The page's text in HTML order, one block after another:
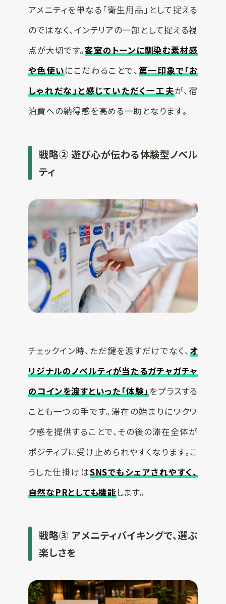
アメニティを単なる「衛生用品」として捉える
のではなく、インテリアの一部として捉える視
点が大切です。客室のトーンに馴染む素材感
や色使いにこだわることで、第一印象で「お
しゃれだな」と感じていただく一工夫が、宿
泊費への納得感を高める一助となります。
戦略② 遊び心が伝わる体験型ノベル
ティ
チェックイン時、ただ鍵を渡すだけでなく、オ
リジナルのノベルティが当たるガチャガチャ
のコインを渡すといった「体験」をプラスする
ことも一つの手です。滞在の始まりにワクワ
ク感を提供することで、その後の滞在全体が
ポジティブに受け止められやすくなります。こ
うした仕掛けはSNSでもシェアされやすく、
自然なPRとしても機能します。
戦略③ アメニティバイキングで、選ぶ
楽しさを